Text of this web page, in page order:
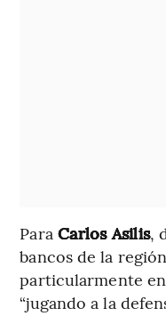
ParaCarlos Asilis,
bancos de la
particularmente
“jugando a la